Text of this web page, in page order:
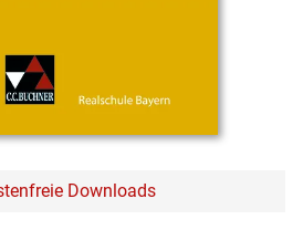
Downloads